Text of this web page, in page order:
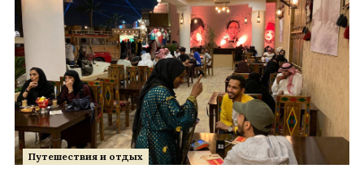
Путешествия и отдых